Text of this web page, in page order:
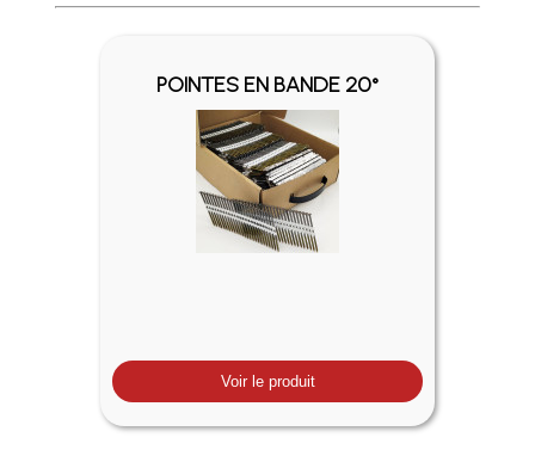
Profitez des Frais de port offerts en France
POINTES EN BANDE 20°
Voir le produit